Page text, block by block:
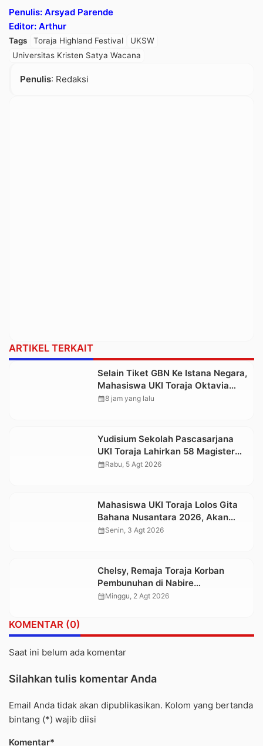
Penulis: Arsyad Parende
Editor: Arthur
Tags Toraja Highland Festival
UKSW
Universitas Kristen Satya Wacana
Penulis: Redaksi
ARTIKEL TERKAIT
Selain Tiket GBN Ke Istana Negara,
Mahasiswa UKI Toraja Oktavia
juga Lolos ke Pekan Seni
calendar_month8 jam yang lalu
Yudisium Sekolah Pascasarjana
UKI Toraja Lahirkan 58 Magister
Baru
calendar_monthRabu, 5 Agt 2026
Mahasiswa UKI Toraja Lolos Gita
Bahana Nusantara 2026, Akan
Tampil di Istana Negara pada
calendar_monthSenin, 3 Agt 2026
Chelsy, Remaja Toraja Korban
Pembunuhan di Nabire
Dimakamkan, Diantar Ribuan
calendar_monthMinggu, 2 Agt 2026
KOMENTAR (0)
Saat ini belum ada komentar
Silahkan tulis komentar Anda
Email Anda tidak akan dipublikasikan. Kolom yang bertanda
bintang (*) wajib diisi
Komentar*